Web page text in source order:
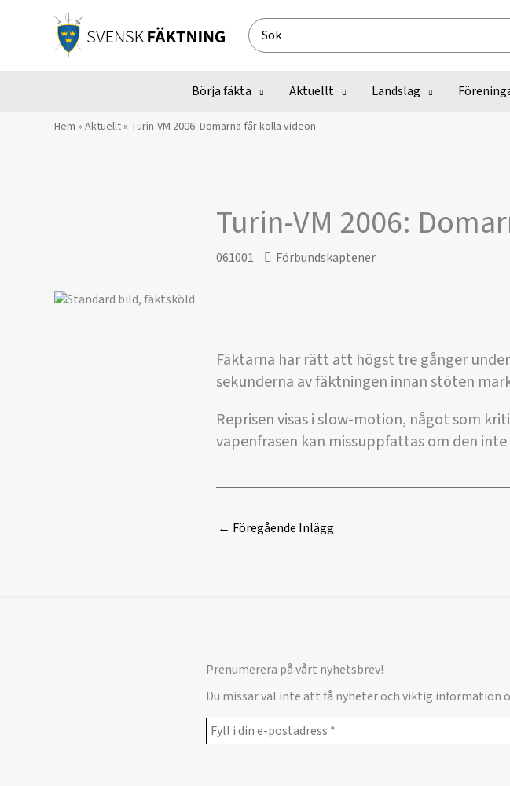
Search
for:
Börja fäkta Aktuellt Landslag
Hem » Aktuellt» Turin-VM 2006: Domarna får kolla videon
Turin-VM 2006:
061001 Förbundskaptener
Fäktarna har rätt att högst tre gånger
sekunderna av fäktningen innan stöten
Reprisen visas i slow-motion, något som
vapenfrasen kan missuppfattas om den inte
← Föregående Inlägg
Prenumerera på vårt nyhetsbrev!
Du missar väl inte att få nyheter och viktig information